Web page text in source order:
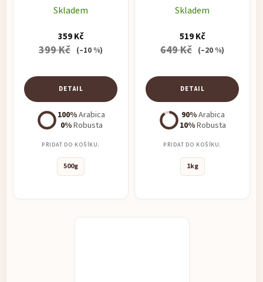
Skladem
359 Kč
399 Kč (–10 %)
DETAIL
100%Arabica
0%Robusta
PŘIDAT DO KOŠÍKU:
500g
Skladem
519 Kč
649 Kč (–20 %)
DETAIL
90%Arabica
10%Robusta
PŘIDAT DO KOŠÍKU:
1kg